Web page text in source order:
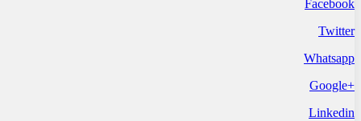
Facebook
Twitter
Whatsapp
+Google
Linkedin